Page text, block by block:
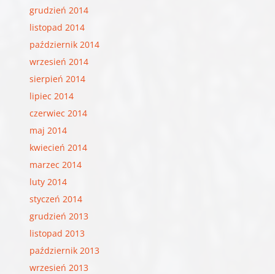
grudzień 2014
listopad 2014
październik 2014
wrzesień 2014
sierpień 2014
lipiec 2014
czerwiec 2014
maj 2014
kwiecień 2014
marzec 2014
luty 2014
styczeń 2014
grudzień 2013
listopad 2013
październik 2013
wrzesień 2013